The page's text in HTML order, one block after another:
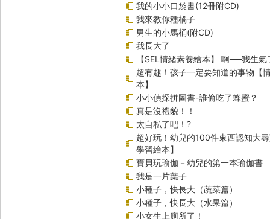
我的小小口袋書(12冊附CD)
我來教你種橘子
男生的小馬桶(附CD)
我長大了
【SEL情緒素養繪本】 啊──我生
超有趣！孩子一定要知道的事物【
本】
小小偵探拼圖書-誰偷吃了蜂蜜？
真是沒禮貌！！
太自私了吧！?
超好玩！幼兒的100件東西認知大
學習繪本】
寶貝玩瑜伽－幼兒的第一本瑜伽書
我是一片葉子
小種子，快長大（蔬菜篇）
小種子，快長大（水果篇）
小女生上廁所了！